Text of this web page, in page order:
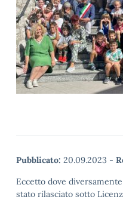
Pubblicato: 20.09.2023 -
Eccetto dove
stato rilasciato sotto